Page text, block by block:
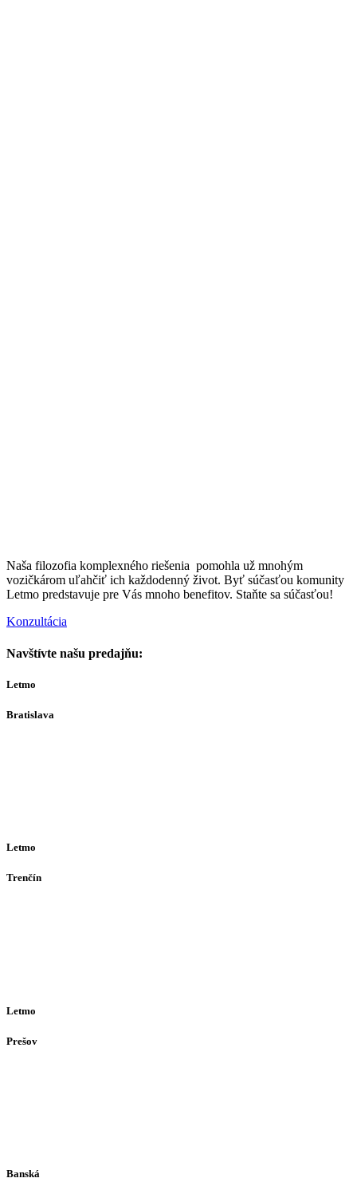
Naša filozofia komplexného riešenia pomohla už mnohým
vozičkárom uľahčiť ich každodenný život. Byť súčasťou komunity
Letmo predstavuje pre Vás mnoho benefitov. Staňte sa súčasťou!
Konzultácia
Navštívte našu predajňu:
Letmo
Bratislava
Letmo
Trenčín
Letmo
Prešov
Banská